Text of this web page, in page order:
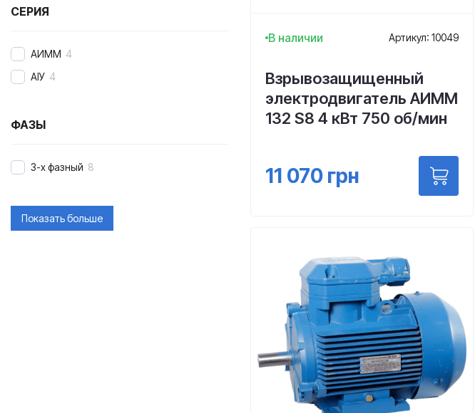
В наличии Артикул: 10049
Взрывозащищенный
электродвигатель АИММ
132 S8 4 кВт 750 об/мин
11 070 грн
СЕРИЯ
АИММ 4
АІУ 4
ФАЗЫ
3-х фазный 8
Показать больше